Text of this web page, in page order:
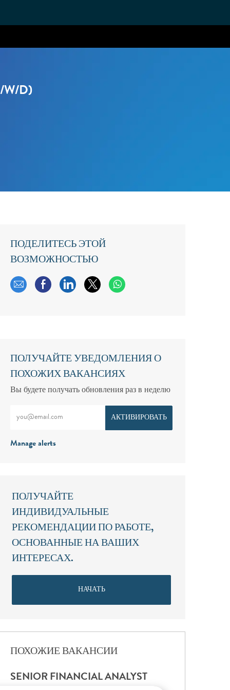
W/D)
ПОДЕЛИТЕСЬ ЭТОЙ
ВОЗМОЖНОСТЬЮ
ПОЛУЧАЙТЕ УВЕДОМЛЕНИЯ О
ПОХОЖИХ ВАКАНСИЯХ
Вы будете получать обновления раз в неделю
АКТИВИРОВАТЬ
Manage alerts
ПОЛУЧАЙТЕ
ИНДИВИДУАЛЬНЫЕ
РЕКОМЕНДАЦИИ ПО РАБОТЕ,
ОСНОВАННЫЕ НА ВАШИХ
ИНТЕРЕСАХ.
НАЧАТЬ
ПОХОЖИЕ ВАКАНСИИ
SENIOR FINANCIAL ANALYST